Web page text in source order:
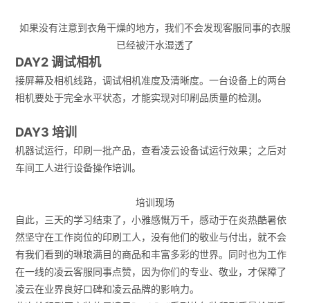
如果没有注意到衣角干燥的地方，我们不会发现客服同事的衣服
已经被汗水湿透了
DAY2 调试相机
接屏幕及相机线路，调试相机准度及清晰度。一台设备上的两台
相机要处于完全水平状态，才能实现对印刷品质量的检测。
DAY3 培训
机器试运行，印刷一批产品，查看凌云设备试运行效果；之后对
车间工人进行设备操作培训。
培训现场
自此，三天的学习结束了，小雅感慨万千，感动于在炎热酷暑依
然坚守在工作岗位的印刷工人，没有他们的敬业与付出，就不会
有我们看到的琳琅满目的商品和丰富多彩的世界。同时也为工作
在一线的凌云客服同事点赞，因为你们的专业、敬业，才保障了
凌云在业界良好口碑和凌云品牌的影响力。